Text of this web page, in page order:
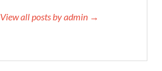
View all posts by admin →